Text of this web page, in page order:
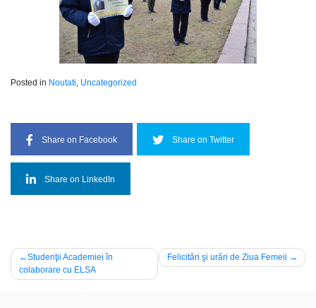
Posted in Noutati, Uncategorized
Share on Facebook Share on Twitter
Share on LinkedIn
Navigare
în
Studenţii Academiei în
colaborare cu ELSA
Felicitări şi urări de Ziua Femeii